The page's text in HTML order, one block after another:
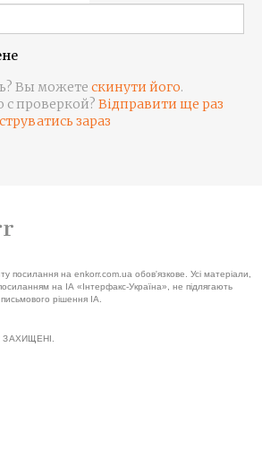
Вы можете скинути його.
проверкой? Відправити ще раз
зараз
посилання на enkorr.com.ua обов'язкове. Усі матеріали,
на ІА «Інтерфакс-Україна», не підлягають
письмового рішення ІА.
ЗАХИЩЕНІ.